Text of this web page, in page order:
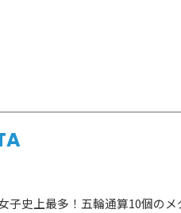
子史上最多！五輪通算10個の